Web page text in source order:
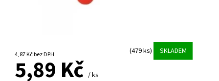
4,87 Kč bez DPH (479 ks) SKLADEM
5,89 Kč / ks